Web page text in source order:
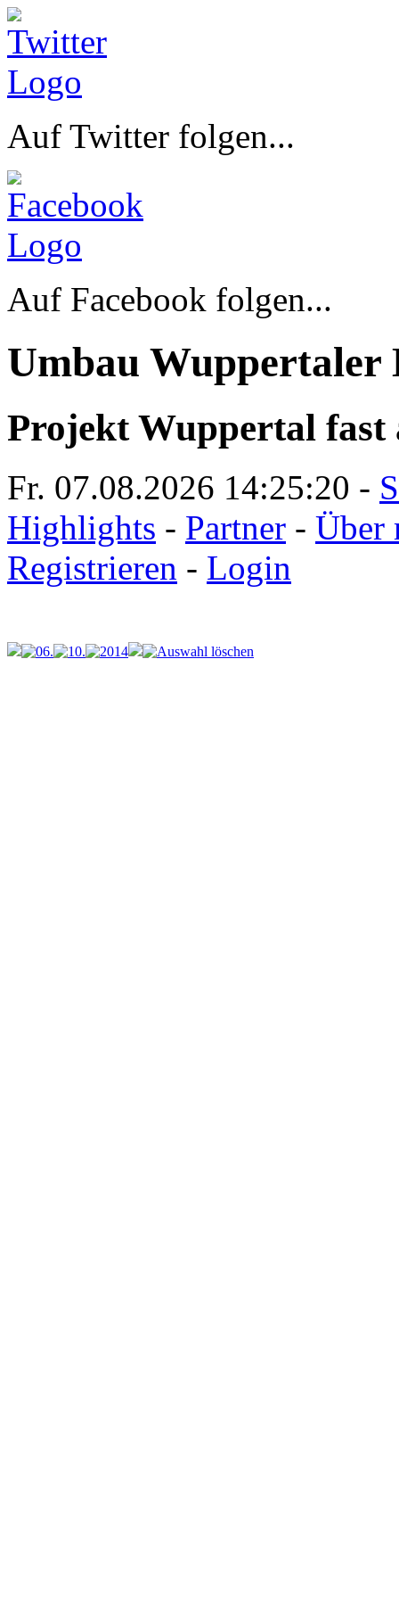
Auf Twitter folgen...
Auf Facebook folgen...
Umbau Wuppertaler
Projekt Wuppertal fast
Fr. 07.08.2026 14:25:20 -
Highlights - Partner - Über
Registrieren - Login